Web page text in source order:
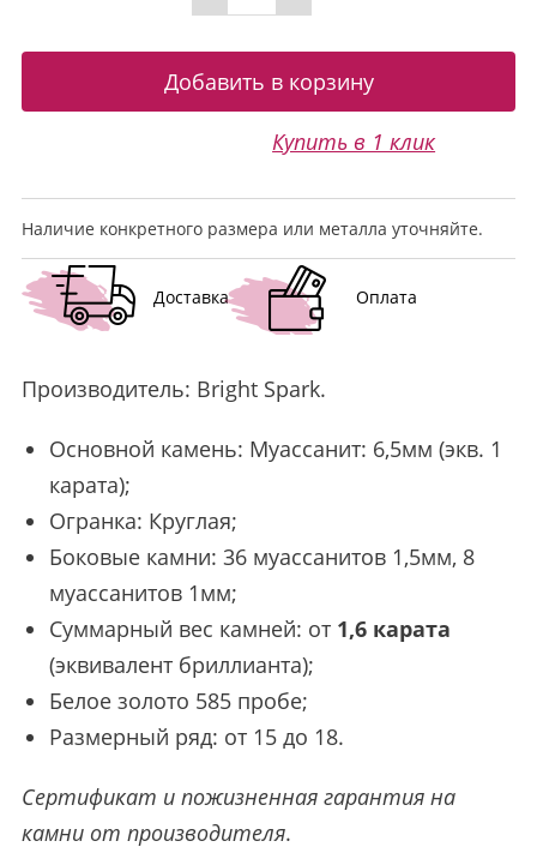
Купить в 1 клик
Наличие конкретного размера или металла уточняйте.
Доставка Оплата
Производитель: Bright Spark.
Основной камень: Муассанит: 6,5мм (экв. 1
карата);
Огранка: Круглая;
Боковые камни: 36 муассанитов 1,5мм, 8
муассанитов 1мм;
Суммарный вес камней: от 1,6 карата
(эквивалент бриллианта);
Белое золото 585 пробе;
Размерный ряд: от 15 до 18.
Сертификат и пожизненная гарантия на
камни от производителя.